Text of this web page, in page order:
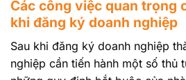
Các công việc quan trọng
khi đăng ký doanh nghiệp
Sau khi đăng ký doanh nghiệp
nghiệp cần tiến hành một số thủ